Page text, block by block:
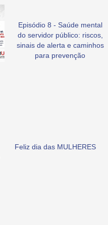
Episódio 8 - Saúde mental
do servidor público: riscos,
sinais de alerta e caminhos
para prevenção
Feliz dia das MULHERES